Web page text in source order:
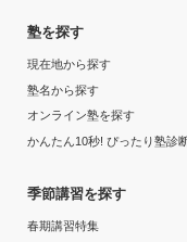
目的の達成度
達成
目的の達成理由
私立受験のために
ったことで合格に
ッセージを頂くこ
小学3年
受講コース
塾を探す
現在地から探す
塾名から探す
オンライン塾を探す
かんたん10秒! ぴったり塾診
季節講習を探す
春期講習特集